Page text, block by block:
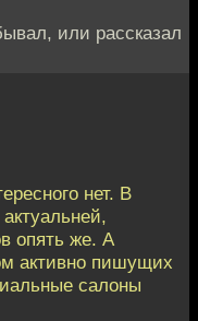
или рассказал
нет. В
опять же. А
активно пишущих
салоны